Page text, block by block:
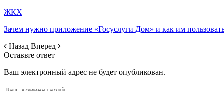
ЖКХ
Зачем нужно приложение «Госуслуги Дом» и как им
Назад Вперед
Оставьте ответ
Ваш электронный адрес не будет опубликован.